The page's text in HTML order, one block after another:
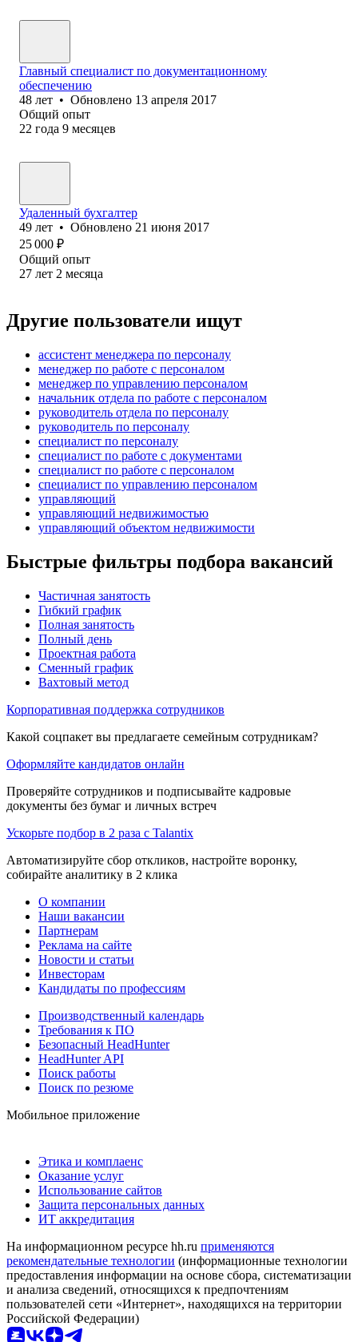
Главный специалист по документационному
обеспечению
48 лет • Обновлено 13 апреля 2017
Общий опыт
22 года 9 месяцев
Удаленный бухгалтер
49 лет • Обновлено 21 июня 2017
25 000 ₽
Общий опыт
27 лет 2 месяца
Другие пользователи ищут
ассистент менеджера по персоналу
менеджер по работе с персоналом
менеджер по управлению персоналом
начальник отдела по работе с персоналом
руководитель отдела по персоналу
руководитель по персоналу
специалист по персоналу
специалист по работе с документами
специалист по работе с персоналом
специалист по управлению персоналом
управляющий
управляющий недвижимостью
управляющий объектом недвижимости
Быстрые фильтры подбора вакансий
Частичная занятость
Гибкий график
Полная занятость
Полный день
Проектная работа
Сменный график
Вахтовый метод
Корпоративная поддержка сотрудников
Какой соцпакет вы предлагаете семейным сотрудникам?
Оформляйте кандидатов онлайн
Проверяйте сотрудников и подписывайте кадровые
документы без бумаг и личных встреч
Ускорьте подбор в 2 раза с Talantix
Автоматизируйте сбор откликов, настройте воронку,
собирайте аналитику в 2 клика
О компании
Наши вакансии
Партнерам
Реклама на сайте
Новости и статьи
Инвесторам
Кандидаты по профессиям
Производственный календарь
Требования к ПО
Безопасный HeadHunter
HeadHunter API
Поиск работы
Поиск по резюме
Мобильное приложение
Этика и комплаенс
Оказание услуг
Использование сайтов
Защита персональных данных
ИТ аккредитация
На информационном ресурсе hh.ru применяются
рекомендательные технологии (информационные технологии
предоставления информации на основе сбора, систематизации
и анализа сведений, относящихся к предпочтениям
пользователей сети «Интернет», находящихся на территории
Российской Федерации)